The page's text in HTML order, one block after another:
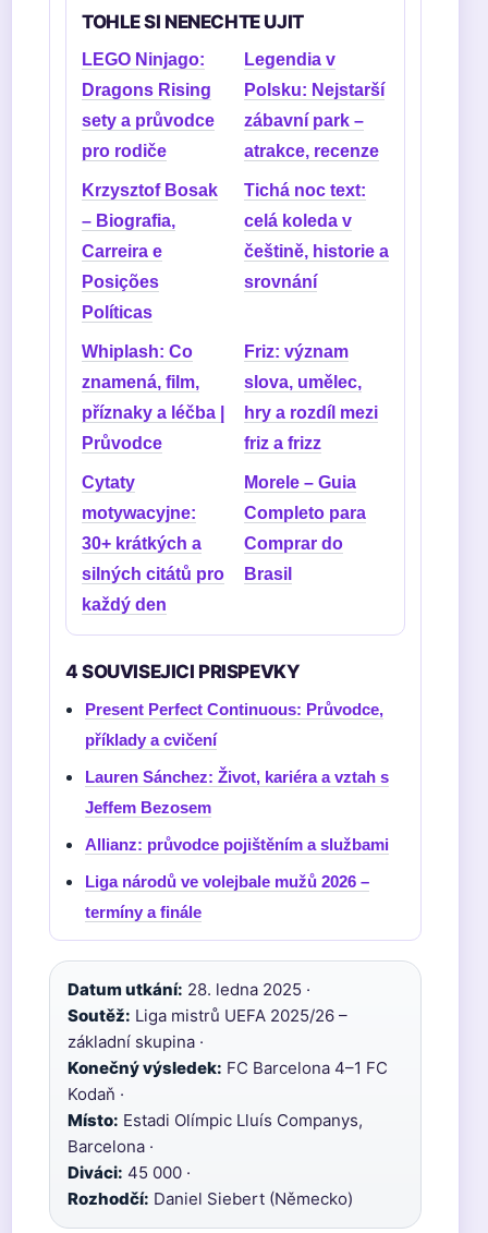
TOHLE SI NENECHTE UJIT
LEGO Ninjago:
Dragons Rising
sety a průvodce
pro rodiče
Legendia v
Polsku: Nejstarší
zábavní park –
atrakce, recenze
Krzysztof Bosak
– Biografia,
Carreira e
Posições
Políticas
Tichá noc text:
celá koleda v
češtině, historie a
srovnání
Whiplash: Co
znamená, film,
příznaky a léčba |
Průvodce
Friz: význam
slova, umělec,
hry a rozdíl mezi
friz a frizz
Cytaty
motywacyjne:
30+ krátkých a
silných citátů pro
každý den
Morele – Guia
Completo para
Comprar do
Brasil
4 SOUVISEJICI PRISPEVKY
Present Perfect Continuous: Průvodce,
příklady a cvičení
Lauren Sánchez: Život, kariéra a vztah s
Jeffem Bezosem
Allianz: průvodce pojištěním a službami
Liga národů ve volejbale mužů 2026 –
termíny a finále
Datum utkání: 28. ledna 2025 ·
Soutěž: Liga mistrů UEFA 2025/26 –
základní skupina ·
Konečný výsledek: FC Barcelona 4–1 FC
Kodaň ·
Místo: Estadi Olímpic Lluís Companys,
Barcelona ·
Diváci: 45 000 ·
Rozhodčí: Daniel Siebert (Německo)